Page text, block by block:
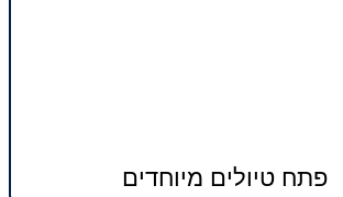
פתח טיולים מיוחדים